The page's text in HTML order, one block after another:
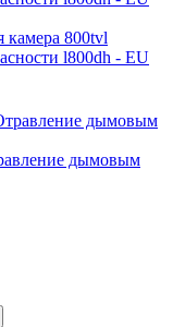
800tvl
l800dh - EU
дымовым